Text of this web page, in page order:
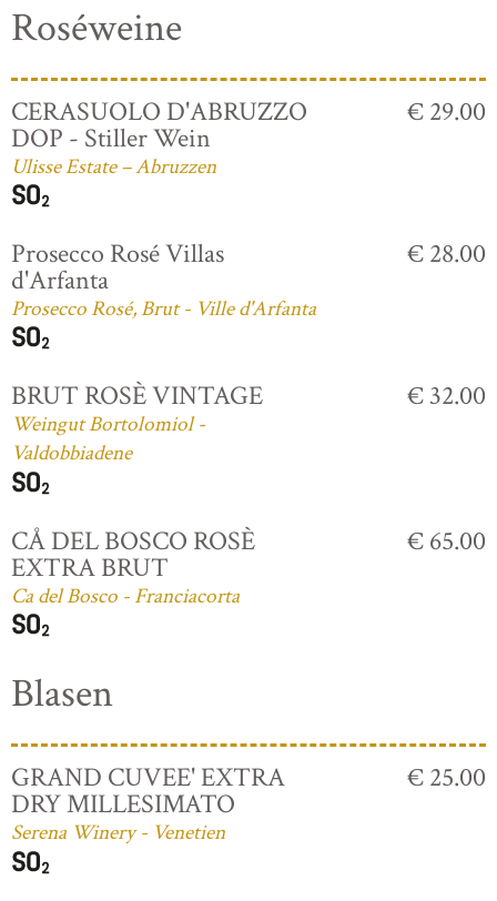
Roséweine
CERASUOLO D'ABRUZZO
DOP - Stiller Wein
Ulisse Estate – Abruzzen
€ 29.00
Prosecco Rosé Villas
d'Arfanta
Prosecco Rosé, Brut - Ville d'Arfanta
€ 28.00
BRUT ROSÈ VINTAGE
Weingut Bortolomiol -
Valdobbiadene
€ 32.00
CÅ DEL BOSCO ROSÈ
EXTRA BRUT
Ca del Bosco - Franciacorta
€ 65.00
Blasen
GRAND CUVEE' EXTRA
DRY MILLESIMATO
Serena Winery - Venetien
€ 25.00